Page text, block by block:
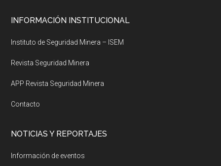
Footer
INFORMACIÓN INSTITUCIONAL
Instituto de Seguridad Minera – ISEM
Revista Seguridad Minera
APP Revista Seguridad Minera
Contacto
NOTICIAS Y REPORTAJES
Información de eventos